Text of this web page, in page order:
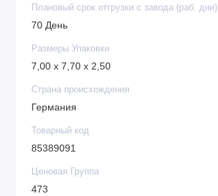
Плановый срок отгрузки с завода (раб. дни)
70 День
Размеры Упаковки
7,00 x 7,70 x 2,50
Страна происхождения
Германия
Товарный код
85389091
Ценовая Группа
473